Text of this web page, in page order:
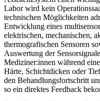
Labor wird kein
technischen Möglichkeiten
Entwicklung eines
elektrischen, mechanischen,
thermografischen Sensoren
Auswertung der
Mediziner:innen während
Härte, Schichtdicken oder
den Behandlungsfortschritt
so ein direktes Feedback